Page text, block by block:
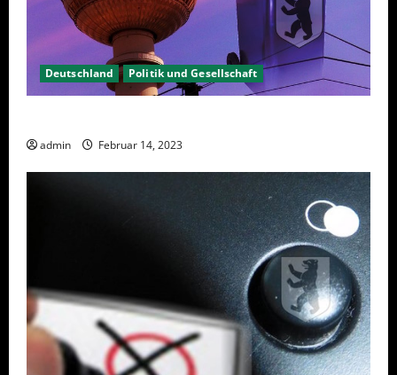
Deutschland Politik und Gesellschaft
admin Februar 14, 2023